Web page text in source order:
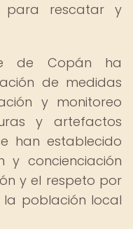
para rescatar y
de Copán ha
de medidas
y monitoreo
y artefactos
han establecido
y concienciación
y el respeto por
población local